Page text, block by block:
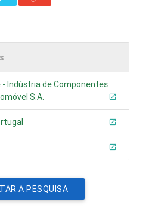
Indústria de Componentes
S.A.
A PESQUISA